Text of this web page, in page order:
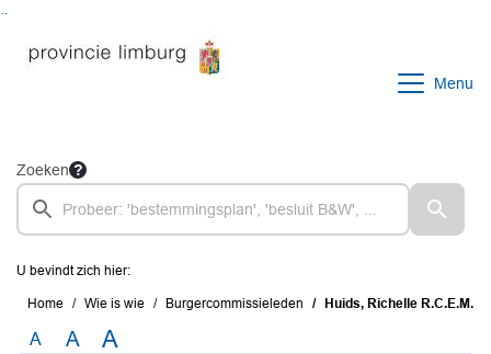
Menu
Zoeken
U bevindt zich hier:
Home Wie is wie Burgercommissieleden Huids, Richelle R.C.E.M.
A A A